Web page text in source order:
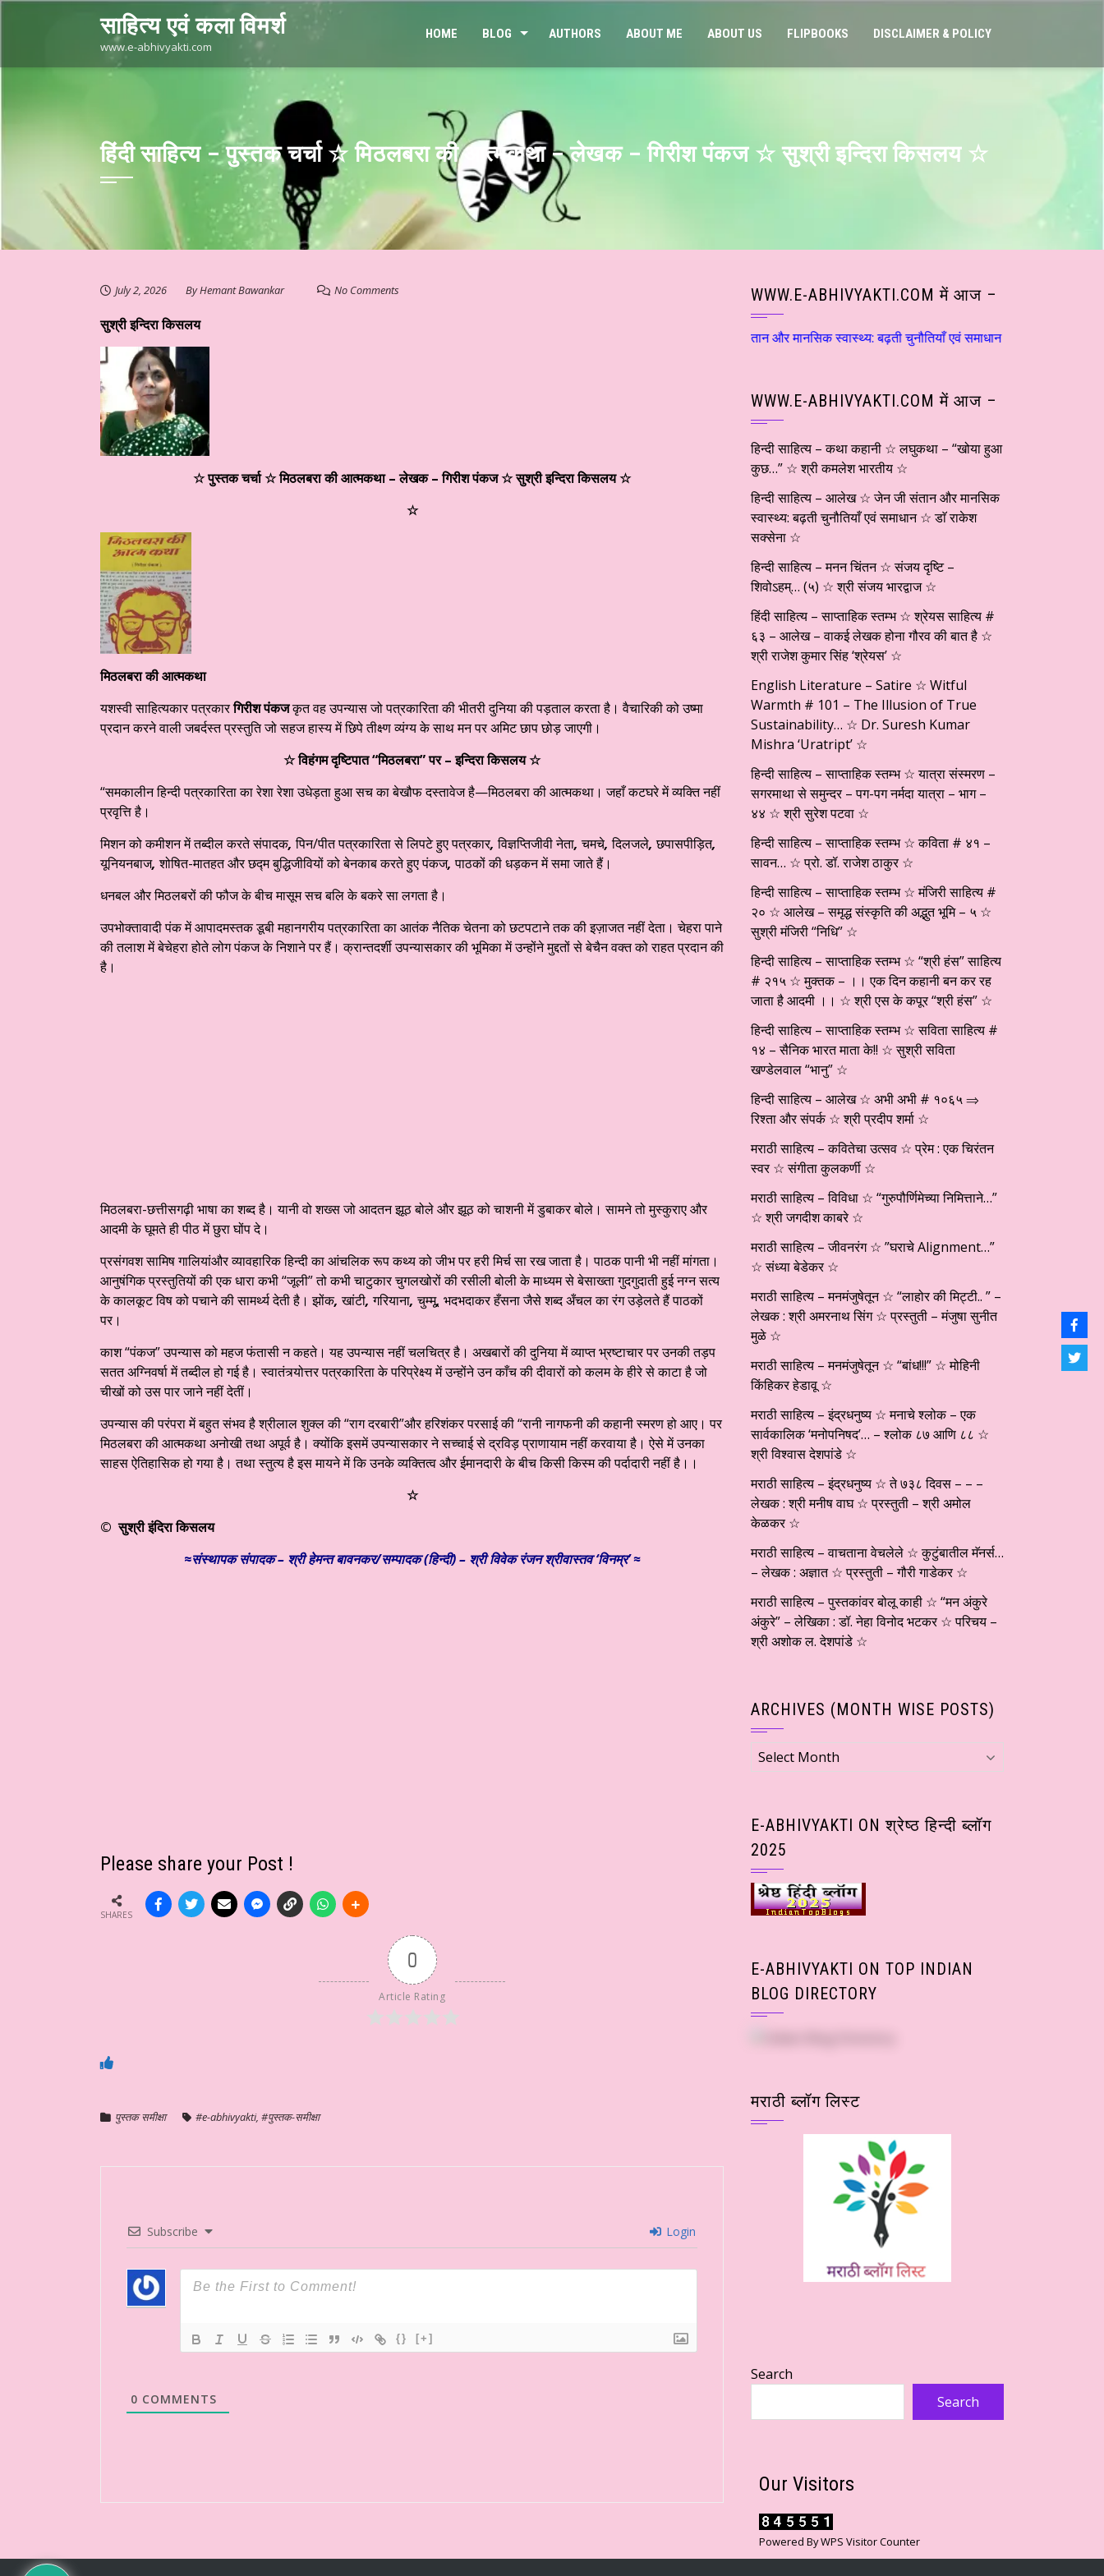
साहित्य एवं कला विमर्श
www.e-abhivyakti.com
HOME BLOG AUTHORS ABOUT ME ABOUT US FLIPBOOKS DISCLAIMER & POLICY
हिंदी साहित्य – पुस्तक चर्चा ☆ मिठलबरा की आत्मकथा – लेखक – गिरीश पंकज ☆ सुश्री इन्दिरा किसलय ☆
July 2, 2026 ByHemant Bawankar No Comments
सुश्री इन्दिरा किसलय
☆ पुस्तक चर्चा ☆ मिठलबरा की आत्मकथा – लेखक – गिरीश पंकज☆ सुश्री इन्दिरा किसलय ☆
☆
मिठलबरा की आत्मकथा
यशस्वी साहित्यकार पत्रकारगिरीश पंकजकृत वह उपन्यास जो पत्रकारिता की भीतरी दुनिया की पड़ताल करता है। वैचारिकी को उष्मा
प्रदान करने वाली जबर्दस्त प्रस्तुति जो सहज हास्य में छिपे तीक्ष्ण व्यंग्य के साथ मन पर अमिट छाप छोड़ जाएगी।
☆ विहंगम दृष्टिपात “मिठलबरा” पर –इन्दिरा किसलय ☆
“समकालीन हिन्दी पत्रकारिता का रेशा रेशा उधेड़ता हुआ सच का बेखौफ दस्तावेज है—मिठलबरा की आत्मकथा। जहाँ कटघरे में व्यक्ति नहीं
प्रवृत्ति है।
मिशन को कमीशन में तब्दील करते संपादक,पिन/पीत पत्रकारिता से लिपटे हुए पत्रकार,विज्ञप्तिजीवी नेता,चमचे,दिलजले,छपासपीड़ित,
यूनियनबाज,शोषित-मातहत और छद्म बुद्धिजीवियों को बेनकाब करते हुए पंकज,पाठकों की धड़कन में समा जाते हैं।
धनबल और मिठलबरों की फौज के बीच मासूम सच बलि के बकरे सा लगता है।
उपभोक्तावादी पंक में आपादमस्तक डूबी महानगरीय पत्रकारिता का आतंक नैतिक चेतना को छटपटाने तक की इज़ाजत नहीं देता। चेहरा पाने
की तलाश में बेचेहरा होते लोग पंकज के निशाने पर हैं। क्रान्तदर्शी उपन्यासकार की भूमिका में उन्होंने मुद्दतों से बेचैन वक्त को राहत प्रदान की
है।
मिठलबरा-छत्तीसगढ़ी भाषा का शब्द है। यानी वो शख्स जो आदतन झूठ बोले और झूठ को चाशनी में डुबाकर बोले। सामने तो मुस्कुराए और
आदमी के घूमते ही पीठ में छुरा घोंप दे।
प्रसंगवश सामिष गालियांऔर व्यावहारिक हिन्दी का आंचलिक रूप कथ्य को जीभ पर हरी मिर्च सा रख जाता है। पाठक पानी भी नहीं मांगता।
आनुषंगिक प्रस्तुतियों की एक धारा कभी “जूली” तो कभी चाटुकार चुगलखोरों की रसीली बोली के माध्यम से बेसाख्ता गुदगुदाती हुई नग्न सत्य
के कालकूट विष को पचाने की सामर्थ्य देती है। झोंक,खांटी,गरियाना,चुम्मू, भदभदाकर हँसना जैसे शब्द अँचल का रंग उड़ेलते हैं पाठकों
पर।
काश “पंकज” उपन्यास को महज फंतासी न कहते। यह उपन्यास नहीं चलचित्र है। अखबारों की दुनिया में व्याप्त भ्रष्टाचार पर उनकी तड़प
सतत अग्निवर्षा में तब्दील हो गई है। स्वातंत्र्योत्तर पत्रकारिता के परिप्रेक्ष्य में उन्होंने उन काँच की दीवारों को कलम के हीरे से काटा है जो
चीखों को उस पार जाने नहीं देतीं।
उपन्यास की परंपरा में बहुत संभव है श्रीलाल शुक्ल की “राग दरबारी”और हरिशंकर परसाई की “रानी नागफनी की कहानी स्मरण हो आए। पर
मिठलबरा की आत्मकथा अनोखी तथा अपूर्व है। क्योंकि इसमें उपन्यासकार ने सच्चाई से द्रविड़ प्राणायाम नहीं करवाया है। ऐसे में उनका
साहस ऐतिहासिक हो गया है। तथा स्तुत्य है इस मायने में कि उनके व्यक्तित्व और ईमानदारी के बीच किसी किस्म की पर्दादारी नहीं है।।
☆
© सुश्री इंदिरा किसलय
≈संस्थापकसंपादक – श्री हेमन्त बावनकर/सम्पादक (हिन्दी) – श्री विवेक रंजन श्रीवास्तव ‘विनम्र’ ≈
Please share your Post !
SHARES
0
Article Rating
पुस्तक समीक्षा #e-abhivyakti, #पुस्तक-समीक्षा
Subscribe Login
{} [+]
0 COMMENTS
WWW.E-ABHIVYAKTI.COM में आज –
है आज का साहित्य हिन्दी साहित्य – कथा कहानी ☆ लघुकथा – “खोया हुआ कुछ…” ☆ श्री कमलेश भारतीय ☆ हिन्दी साहित्य – आलेख ☆ जेन जी संतान और मानसिक स्वास्थ्य: बढ़ती चुनौतियाँ एवं समाधान ☆ डाॅ राकेश सक्सेना
WWW.E-ABHIVYAKTI.COM में आज –
हिन्दी साहित्य – कथा कहानी ☆ लघुकथा – “खोया हुआ
कुछ…” ☆ श्री कमलेश भारतीय ☆
हिन्दी साहित्य – आलेख ☆ जेन जी संतान और मानसिक
स्वास्थ्य: बढ़ती चुनौतियाँ एवं समाधान ☆ डाॅ राकेश
सक्सेना ☆
हिन्दी साहित्य – मनन चिंतन ☆ संजय दृष्टि –
शिवोऽहम्… (५) ☆ श्री संजय भारद्वाज ☆
हिंदी साहित्य – साप्ताहिक स्तम्भ ☆ श्रेयस साहित्य #
६३ – आलेख – वाकई लेखक होना गौरव की बात है ☆
श्री राजेश कुमार सिंह ‘श्रेयस’ ☆
English Literature – Satire ☆ Witful
Warmth # 101 – The Illusion of True
Sustainability… ☆ Dr. Suresh Kumar
Mishra ‘Uratript’ ☆
हिन्दी साहित्य – साप्ताहिक स्तम्भ ☆ यात्रा संस्मरण –
सगरमाथा से समुन्दर – पग-पग नर्मदा यात्रा – भाग –
४४ ☆ श्री सुरेश पटवा ☆
हिन्दी साहित्य – साप्ताहिक स्तम्भ ☆ कविता # ४१ –
सावन… ☆ प्रो. डॉ. राजेश ठाकुर ☆
हिन्दी साहित्य – साप्ताहिक स्तम्भ ☆ मंजिरी साहित्य #
२० ☆ आलेख – समृद्ध संस्कृति की अद्भुत भूमि – ५ ☆
सुश्री मंजिरी “निधि” ☆
हिन्दी साहित्य – साप्ताहिक स्तम्भ ☆ “श्री हंस” साहित्य
# २१५ ☆ मुक्तक – ।। एक दिन कहानी बन कर रह
जाता है आदमी ।। ☆ श्री एस के कपूर “श्री हंस” ☆
हिन्दी साहित्य – साप्ताहिक स्तम्भ ☆ सविता साहित्य #
१४ – सैनिक भारत माता के!! ☆ सुश्री सविता
खण्डेलवाल “भानु” ☆
हिन्दी साहित्य – आलेख ☆ अभी अभी # १०६५ ⇒
रिश्ता और संपर्क ☆ श्री प्रदीप शर्मा ☆
मराठी साहित्य – कवितेचा उत्सव ☆ प्रेम : एक चिरंतन
स्वर ☆ संगीता कुलकर्णी ☆
मराठी साहित्य – विविधा ☆ “गुरुपौर्णिमेच्या निमित्ताने…”
☆ श्री जगदीश काबरे ☆
मराठी साहित्य – जीवनरंग ☆ ”घराचे Alignment…”
☆ संध्या बेडेकर ☆
मराठी साहित्य – मनमंजुषेतून ☆ “लाहोर की मिट्टी.. ” –
लेखक : श्री अमरनाथ सिंग ☆ प्रस्तुती – मंजुषा सुनीत
मुळे ☆
मराठी साहित्य – मनमंजुषेतून ☆ “बांध!!!” ☆ मोहिनी
किंहिकर हेडावू ☆
मराठी साहित्य – इंद्रधनुष्य ☆ मनाचे श्लोक – एक
सार्वकालिक ‘मनोपनिषद’… – श्लोक ८७ आणि ८८ ☆
श्री विश्वास देशपांडे ☆
मराठी साहित्य – इंद्रधनुष्य ☆ ते ७३८ दिवस – – –
लेखक : श्री मनीष वाघ ☆ प्रस्तुती – श्री अमोल
केळकर ☆
मराठी साहित्य – वाचताना वेचलेले ☆ कुटुंबातील मॅनर्स…
– लेखक : अज्ञात ☆ प्रस्तुती – गौरी गाडेकर ☆
मराठी साहित्य – पुस्तकांवर बोलू काही ☆ “मन अंकुरे
अंकुरे” – लेखिका : डॉ. नेहा विनोद भटकर ☆ परिचय –
श्री अशोक ल. देशपांडे ☆
ARCHIVES (MONTH WISE POSTS)
Archives
(Month
E-ABHIVYAKTI ON श्रेष्ठ हिन्दी ब्लॉग
2025
E-ABHIVYAKTI ON TOP INDIAN
BLOG DIRECTORY
मराठी ब्लॉग लिस्ट
Search
Search
Our Visitors
Powered ByWPS Visitor Counter